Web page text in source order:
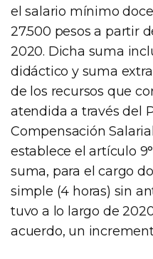
el salario mínimo
27.500 pesos a partir
2020. Dicha suma
didáctico y suma
de los recursos que
atendida a través del
Compensación
establece el artículo
suma, para el cargo
simple (4 horas) sin
tuvo a lo largo de
acuerdo, un